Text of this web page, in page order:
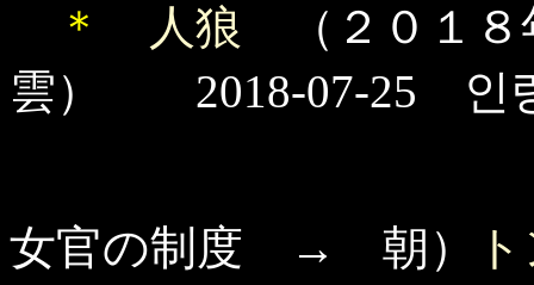
＊
人狼 （２０１８
雲） 2018-07-25 인
女官の制度 → 朝）